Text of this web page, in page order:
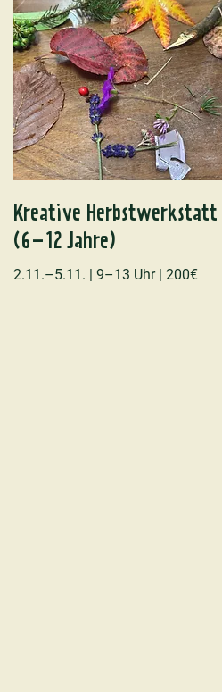
Kreative Herbstwerkstatt
(6–12 Jahre)
2.11.–5.11. | 9–13 Uhr | 200€